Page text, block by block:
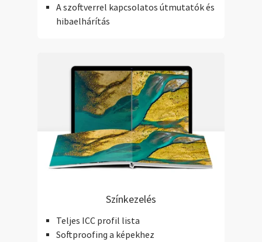
A szoftverrel kapcsolatos útmutatók és
hibaelhárítás
Színkezelés
Teljes ICC profil lista
Softproofing a képekhez